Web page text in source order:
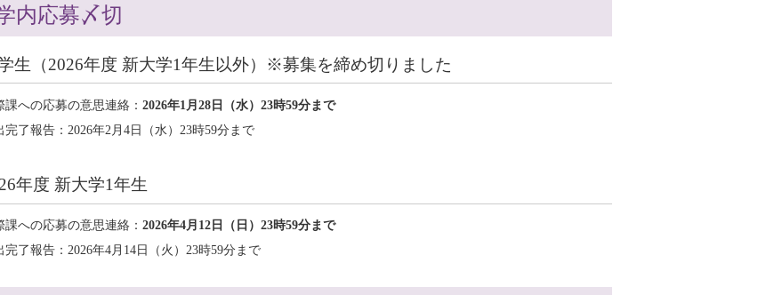
内応募〆切
生（2026年度 新大学1年生以外）※募集を締め切りました
課への応募の意思連絡： 2026年1月28日（水）23時59分まで
完了報告：2026年2月4日（水）23時59分まで
年度 新大学1年生
課への応募の意思連絡： 2026年4月12日（日）23時59分まで
完了報告：2026年4月14日（火）23時59分まで